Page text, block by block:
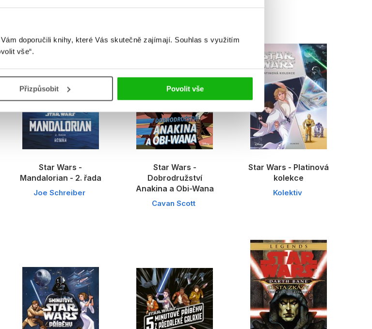
doporučili knihy, které Vás skutečně zajímají. Souhlas s využitím
vše“.
Přizpůsobit Povolit vše
Star Wars -
Mandalorian - 2. řada
Joe Schreiber
Star Wars -
Dobrodružství
Anakina a Obi-Wana
Cavan Scott
Star Wars - Platinová
kolekce
Kolektiv